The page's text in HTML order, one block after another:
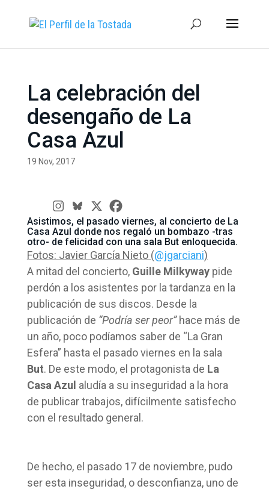
La celebración del
desengaño de La
Casa Azul
19 Nov, 2017
Asistimos, el pasado viernes, al concierto de La
Casa Azul donde nos regaló un bombazo -tras
otro- de felicidad con una sala But enloquecida.
Fotos: Javier García Nieto (@jgarciani)
A mitad del concierto, Guille Milkywaypide
perdón a los asistentes por la tardanza en la
publicación de sus discos. Desde la
publicación de “Podría ser peor”hace más de
un año, poco podíamos saber de “La Gran
Esfera” hasta el pasado viernes en la sala
But. De este modo, el protagonista de La
Casa Azul aludía a su inseguridad a la hora
de publicar trabajos, difícilmente satisfecho
con el resultado general.
De hecho, el pasado 17 de noviembre, pudo
ser esta inseguridad, o desconfianza, uno de